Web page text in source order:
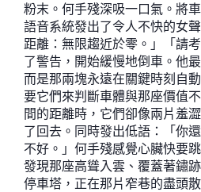
粉末。何手殘深吸一口氣。將
語音系統發出了令人不快的女
距離：無限趨近於零。」「請
了警告，開始緩慢地倒車。他
而是那兩塊永遠在關鍵時刻自
要它們來判斷車體與那座價值
間的距離時，它們卻像兩片羞
了回去。同時發出低語：「你
不好。」何手殘感覺心臟快要
發現那座高聳入雲、覆蓋著鏽
停車塔，正在那片窄巷的盡頭